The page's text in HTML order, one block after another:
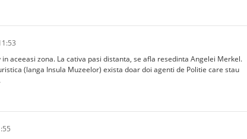
aceeasi zona. La cativa pasi distanta, se afla resedinta Angelei Merkel.
(langa Insula Muzeelor) exista doar doi agenti de Politie care stau